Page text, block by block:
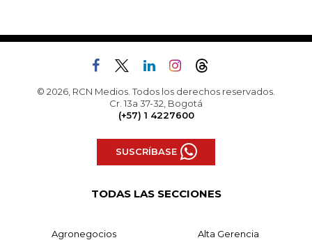
© 2026, RCN Medios. Todos los derechos reservados.
Cr. 13a 37-32, Bogotá
(+57) 1 4227600
SUSCRÍBASE
TODAS LAS SECCIONES
Agronegocios Alta Gerencia